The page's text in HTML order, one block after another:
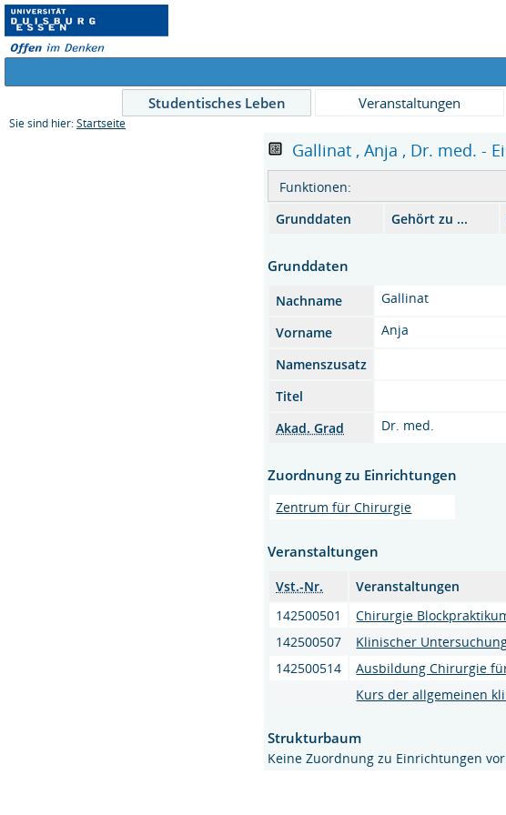
Studentisches Leben Veranstaltungen
Sie sind hier: Startseite
Gallinat , Anja , Dr. med. -
Funktionen:
Grunddaten
Gehört zu ...
Grunddaten
Nachname Gallinat
Vorname
Anja
Namenszusatz
Titel
Akad. Grad
Dr. med.
Zuordnung zu Einrichtungen
Zentrum für Chirurgie
Veranstaltungen
Vst.-Nr. Veranstaltungen
142500501
Chirurgie
142500507
Klinischer
142500514
Ausbildung Chirurgie
Kurs der allgemeinen
Strukturbaum
Keine Zuordnung zu Einrichtungen